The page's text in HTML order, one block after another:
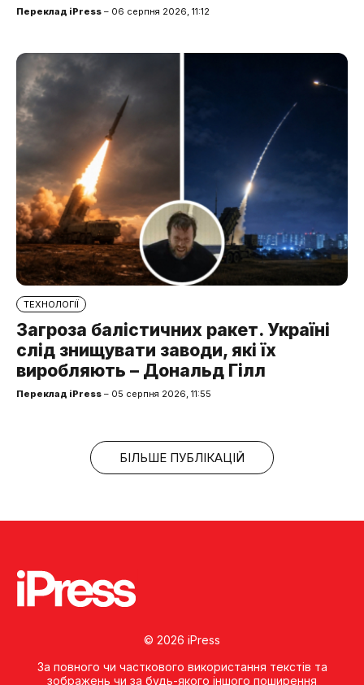
Переклад iPress – 06 серпня 2026, 11:12
ТЕХНОЛОГІЇ
Загроза балістичних ракет. Україні
слід знищувати заводи, які їх
виробляють – Дональд Гілл
Переклад iPress – 05 серпня 2026, 11:55
БІЛЬШЕ ПУБЛІКАЦІЙ
© 2026 iPress
За повного чи часткового використання текстів та
зображень чи за будь-якого іншого поширення